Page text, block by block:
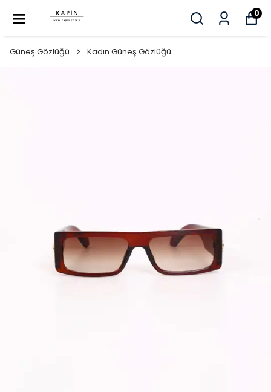
0
Güneş Gözlüğü Kadın Güneş Gözlüğü